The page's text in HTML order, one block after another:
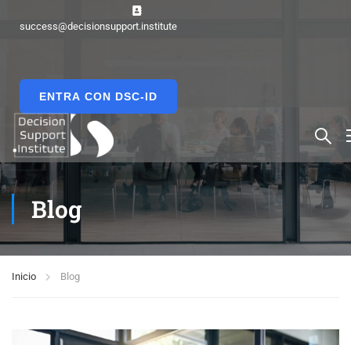
success@decisionsupport.institute
ENTRA CON DSC-ID
Blog
Inicio Blog